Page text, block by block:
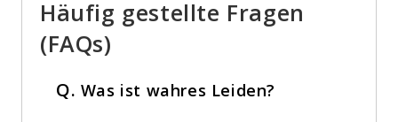
Häufig gestellte Fragen
(FAQs)
Q. Was ist wahres Leiden?